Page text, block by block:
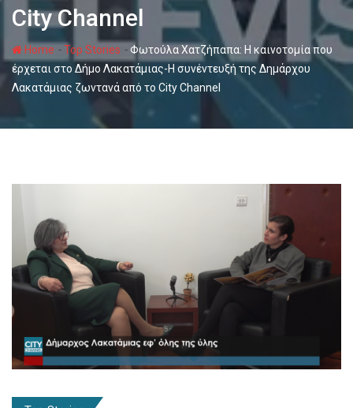
City Channel
Home -Top Stories -Φωτούλα Χατζήπαπα: Η καινοτομία που
έρχεται στο Δήμο Λακατάμιας-Η συνέντευξή της Δημάρχου
Λακατάμιας ζωντανά από το City Channel